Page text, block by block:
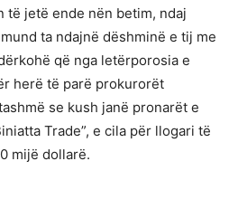
të jetë ende nën betim, ndaj
ta ndajnë dëshminë e tij me
që nga letërporosia e
herë të parë prokurorët
se kush janë pronarët e
Trade”, e cila për llogari të
mijë dollarë.